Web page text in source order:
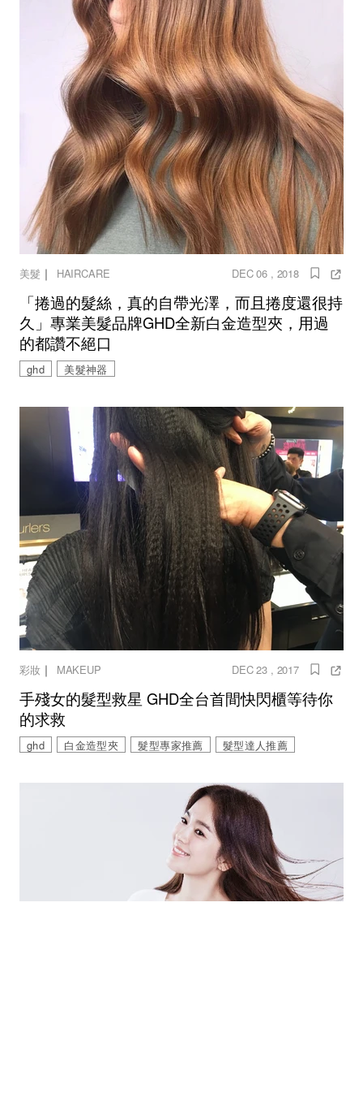
美髮 ｜ HAIRCARE DEC 06 , 2018
「捲過的髮絲，真的自帶光澤，而且捲度還很持
久」專業美髮品牌GHD全新白金造型夾，用過
的都讚不絕口
ghd 美髮神器
彩妝｜ MAKEUP DEC 23 , 2017
手殘女的髮型救星 GHD全台首間快閃櫃等待你
的求救
ghd 白金造型夾 髮型專家推薦 髮型達人推薦